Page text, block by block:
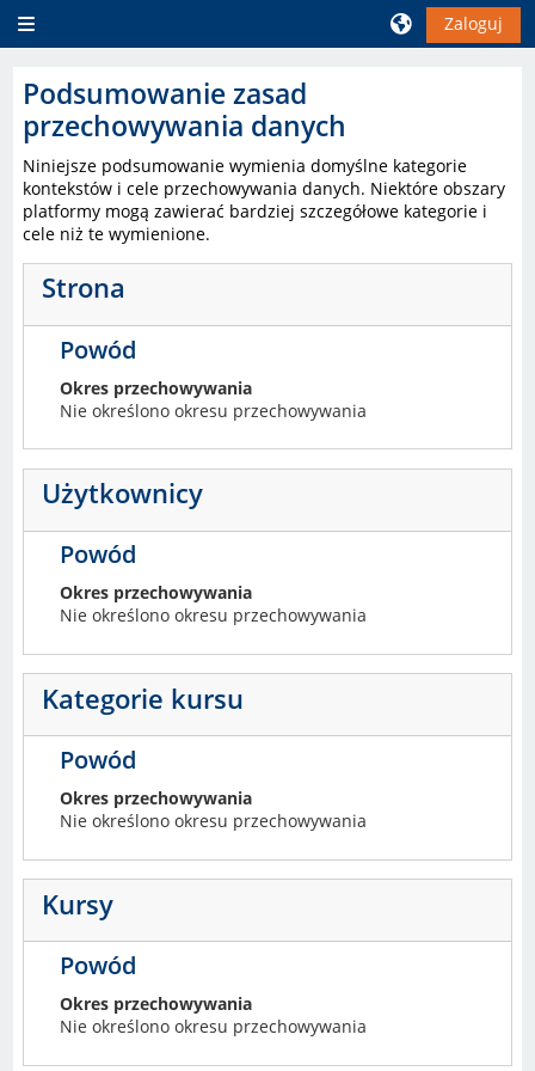
Panel boczny
Zaloguj
Podsumowanie zasad
przechowywania danych
Niniejsze podsumowanie wymienia domyślne kategorie
kontekstów i cele przechowywania danych. Niektóre obszary
platformy mogą zawierać bardziej szczegółowe kategorie i
cele niż te wymienione.
Strona
Powód
Okres przechowywania
Nie określono okresu przechowywania
Użytkownicy
Powód
Okres przechowywania
Nie określono okresu przechowywania
Kategorie kursu
Powód
Okres przechowywania
Nie określono okresu przechowywania
Kursy
Powód
Okres przechowywania
Nie określono okresu przechowywania